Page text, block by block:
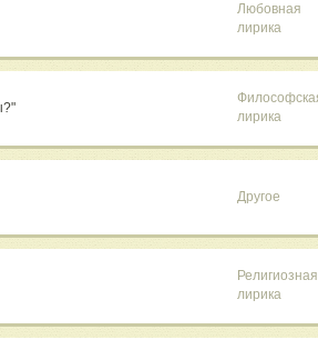
Любовная
лирика
лирика
Другое
Религиозная
лирика